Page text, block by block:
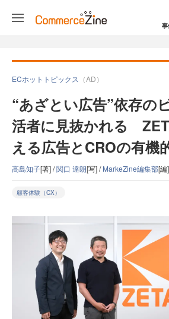
ECホットトピックス （AD）
“あざとい広告”依存の
活者に見抜かれる
える広告とCROの有機
高島知子[著] /関口 達朗[写] /MarkeZine編集部[編]
顧客体験（CX）